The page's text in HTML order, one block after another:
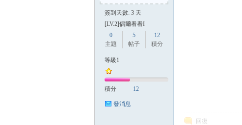
簽到天數: 3 天
[LV.2]偶爾看看I
0
主題
5
帖子
12
積分
等級1
積分 12
發消息
回復